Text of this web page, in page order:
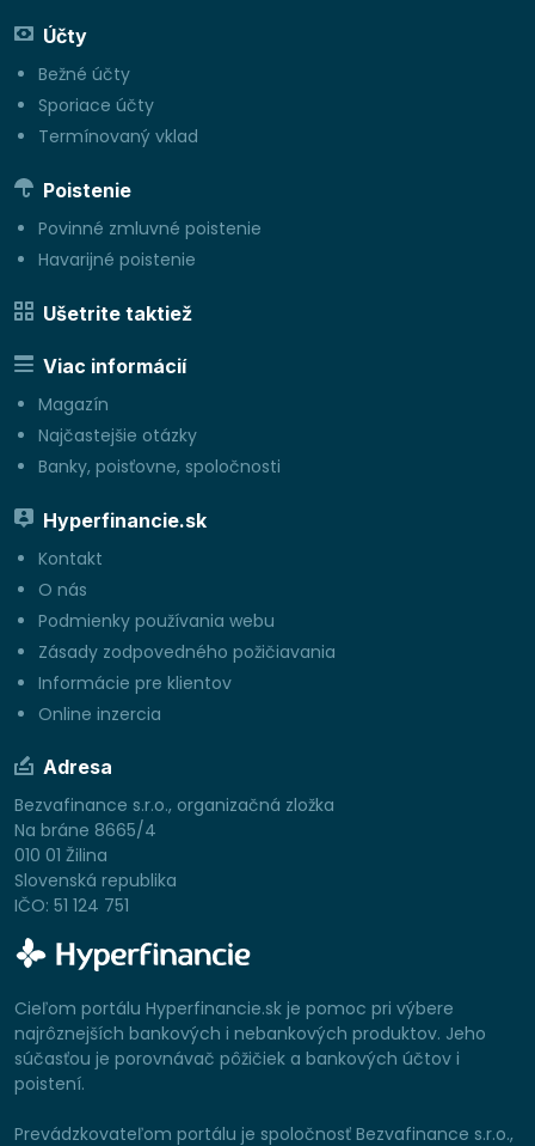
Účty
Bežné účty
Sporiace účty
Termínovaný vklad
Poistenie
Povinné zmluvné poistenie
Havarijné poistenie
Ušetrite taktiež
Viac informácií
Magazín
Najčastejšie otázky
Banky, poisťovne, spoločnosti
Hyperfinancie.sk
Kontakt
O nás
Podmienky používania webu
Zásady zodpovedného požičiavania
Informácie pre klientov
Online inzercia
Adresa
Bezvafinance s.r.o., organizačná zložka
Na bráne 8665/4
010 01 Žilina
Slovenská republika
IČO: 51 124 751
Cieľom portálu Hyperfinancie.sk je pomoc pri výbere
najrôznejších bankových i nebankových produktov. Jeho
súčasťou je porovnávač pôžičiek a bankových účtov i
poistení.
Prevádzkovateľom portálu je spoločnosť Bezvafinance s.r.o.,